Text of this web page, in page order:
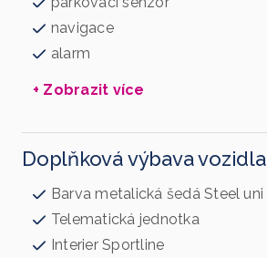
navigace
alarm
+ Zobrazit více
Doplňková výbava vozidla
Barva metalická šedá Steel uni
Telematická jednotka
Interier Sportline